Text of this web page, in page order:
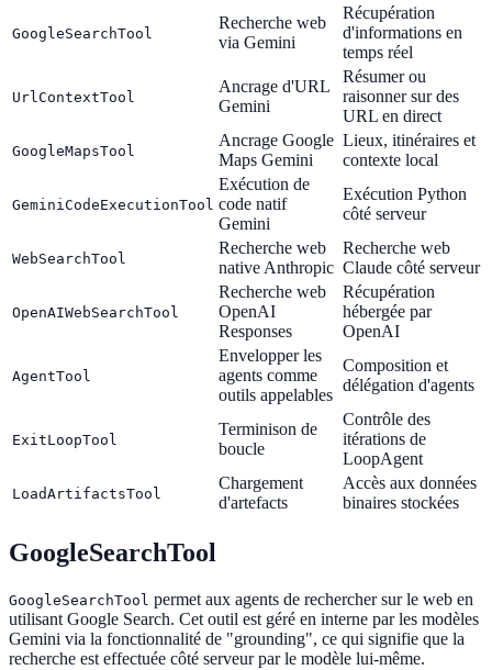
GoogleSearchTool
Recherche web
via Gemini
Récupération
d'informations en
temps réel
UrlContextTool
Ancrage d'URL
Gemini
Résumer ou
raisonner sur des
URL en direct
GoogleMapsTool
Ancrage Google
Maps Gemini
Lieux, itinéraires et
contexte local
GeminiCodeExecutionTool
Exécution de
code natif
Gemini
Exécution Python
côté serveur
WebSearchTool
Recherche web
native Anthropic
Recherche web
Claude côté serveur
OpenAIWebSearchTool
Recherche web
OpenAI
Responses
Récupération
hébergée par
OpenAI
AgentTool
Envelopper les
agents comme
outils appelables
Composition et
délégation d'agents
ExitLoopTool
Terminison de
boucle
Contrôle des
itérations de
LoopAgent
LoadArtifactsTool
Chargement
d'artefacts
Accès aux données
binaires stockées
GoogleSearchTool
GoogleSearchTool permet aux agents de rechercher sur le web en
utilisant Google Search. Cet outil est géré en interne par les modèles
Gemini via la fonctionnalité de "grounding", ce qui signifie que la
recherche est effectuée côté serveur par le modèle lui-même.